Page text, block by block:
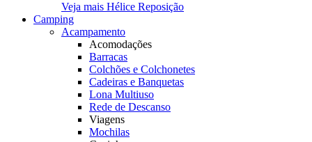
Veja mais Hélice Reposição
Camping
Acampamento
Acomodações
Barracas
Colchões e Colchonetes
Cadeiras e Banquetas
Lona Multiuso
Rede de Descanso
Viagens
Mochilas